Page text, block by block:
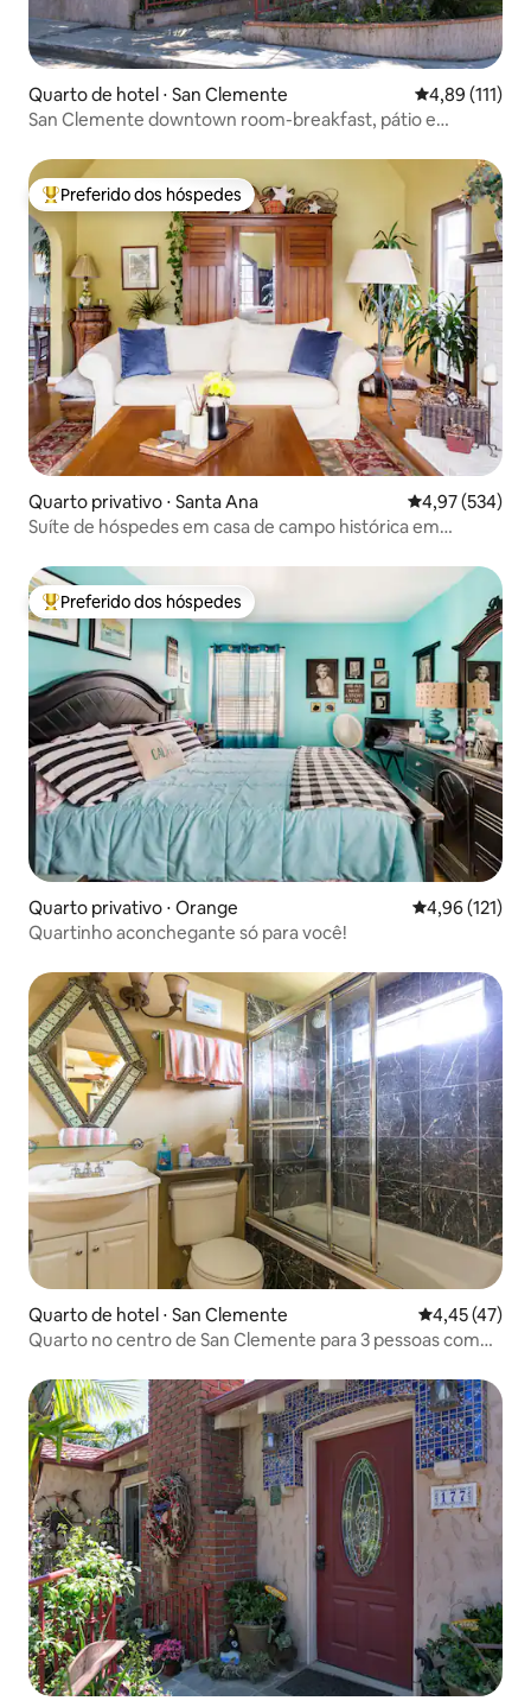
Quarto de hotel ⋅ San Clemente 4,89 de uma
4,89 (111)
San Clemente downtown room-breakfast, pátio e
Entre os melhores preferidos dos hóspedes
Preferido dos hóspedes
Quarto privativo ⋅ Santa Ana 4,97 de uma
4,97 (534)
Suíte de hóspedes em casa de campo histórica em
Entre os melhores preferidos dos hóspedes
Preferido dos hóspedes
Quarto privativo ⋅ Orange 4,96 de uma
4,96 (121)
Quartinho aconchegante só para você!
Quarto de hotel ⋅ San Clemente 4,45 de uma
4,45 (47)
Quarto no centro de San Clemente para 3 pessoas com